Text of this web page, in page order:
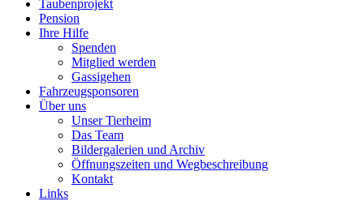
Taubenprojekt
Pension
Ihre Hilfe
Spenden
Mitglied werden
Gassigehen
Fahrzeugsponsoren
Über uns
Unser Tierheim
Das Team
Bildergalerien und Archiv
Öffnungszeiten und Wegbeschreibung
Kontakt
Links